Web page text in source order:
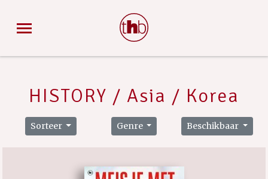
HISTORY / Asia / Korea
Sorteer Genre Beschikbaar